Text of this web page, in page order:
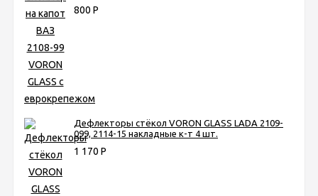
800 Р
Дефлекторы стёкол VORON GLASS LADA 2109-
099, 2114-15 накладные к-т 4 шт.
1 170 Р